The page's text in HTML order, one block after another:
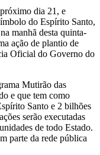
dia 21, e
do Espírito Santo,
manhã desta quinta-
ação de plantio de
Oficial do Governo do
Mutirão das
e que tem como
Santo e 2 bilhões
serão executadas
de todo Estado.
parte da rede pública